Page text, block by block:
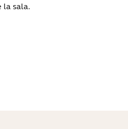
la sala.